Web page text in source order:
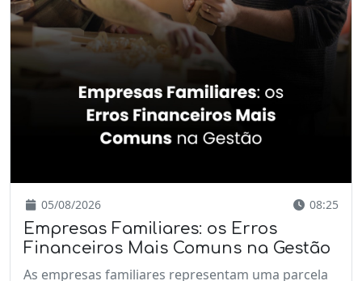
05/08/2026 08:25
Empresas Familiares: os Erros
Financeiros Mais Comuns na Gestão
As empresas familiares representam uma parcela